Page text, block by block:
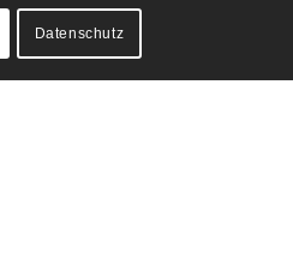
Datenschutz